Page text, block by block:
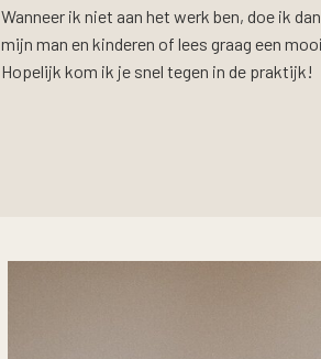
Wanneer ik niet aan het werk ben, doe ik
mijn man en kinderen of lees graag een
Hopelijk kom ik je snel tegen in de praktijk!